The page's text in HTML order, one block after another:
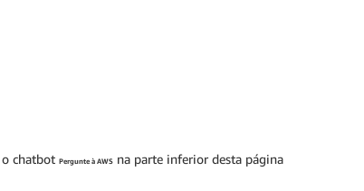
chatbot Pergunte à AWS na parte inferior desta página